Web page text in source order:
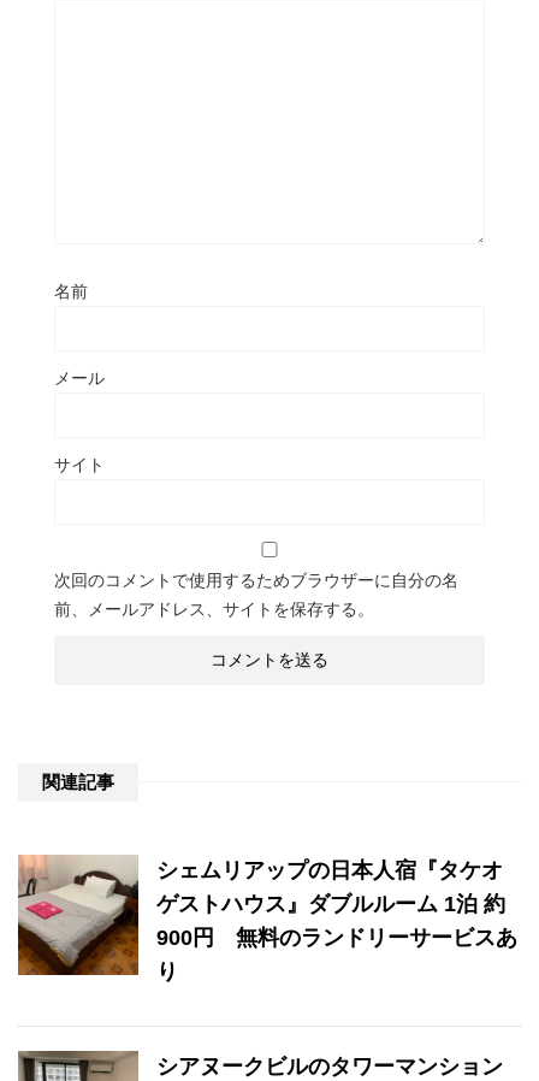
名前
メール
サイト
次回のコメントで使用するためブラウザーに自分の名
前、メールアドレス、サイトを保存する。
関連記事
シェムリアップの日本人宿『タケオ
ゲストハウス』ダブルルーム 1泊 約
900円 無料のランドリーサービスあ
り
シアヌークビルのタワーマンション